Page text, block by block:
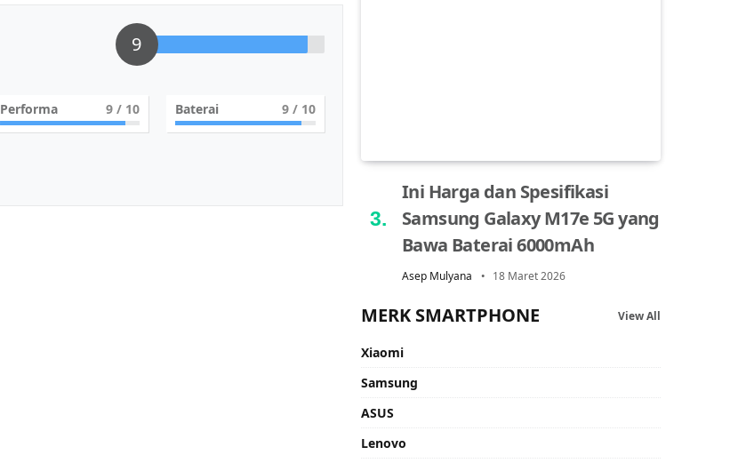
9
Performa 9 / 10 Baterai 9 / 10
Ini Harga dan Spesifikasi
Samsung Galaxy M17e 5G yang
Bawa Baterai 6000mAh
Asep Mulyana 18 Maret 2026
MERK SMARTPHONE View All
Xiaomi
Samsung
ASUS
Lenovo